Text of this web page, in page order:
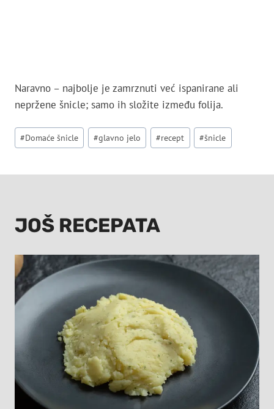
Naravno – najbolje je zamrznuti već ispanirane ali
nepržene šnicle; samo ih složite između folija.
Post
Tags:
#Domaće šnicle #glavno jelo #recept #šnicle
JOŠ RECEPATA